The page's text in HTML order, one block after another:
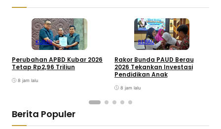
KUBAR
Perubahan APBD Kubar 2026
Tetap Rp2,96 Triliun
8 jam lalu
BERAU
Rakor Bunda PAUD Berau
2026 Tekankan Investasi
Pendidikan Anak
8 jam lalu
Berita Populer